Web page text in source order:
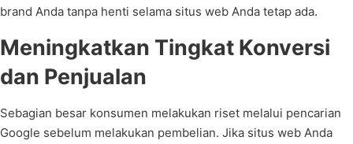
brand Anda tanpa henti selama situs web Anda tetap ada.
Meningkatkan Tingkat Konversi
dan Penjualan
Sebagian besar konsumen melakukan riset melalui pencarian
Google sebelum melakukan pembelian. Jika situs web Anda